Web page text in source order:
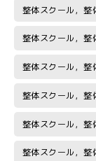
整体スクール，整
整体スクール，整
整体スクール，整
整体スクール，整
整体スクール，整
整体スクール，整